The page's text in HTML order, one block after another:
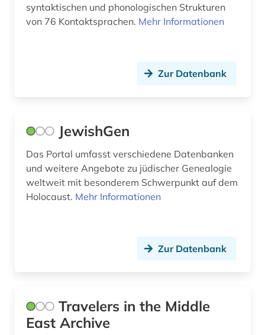
philosophie (1)
politisches system (1)
portugal (1)
preprint (1)
quelle (6)
recht (2)
syntaktischen und phonologischen Strukturen
von 76 Kontaktsprachen. Mehr Informationen
Zur Datenbank
JewishGen
Das Portal umfasst verschiedene Datenbanken
und weitere Angebote zu jüdischer Genealogie
weltweit mit besonderem Schwerpunkt auf dem
Holocaust. Mehr Informationen
Zur Datenbank
Travelers in the Middle
East Archive